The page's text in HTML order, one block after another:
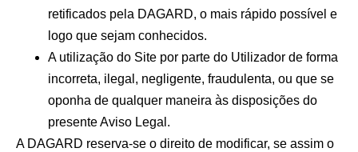
retificados pela DAGARD, o mais rápido possível e
logo que sejam conhecidos.
A utilização do Site por parte do Utilizador de forma
incorreta, ilegal, negligente, fraudulenta, ou que se
oponha de qualquer maneira às disposições do
presente Aviso Legal.
A DAGARD reserva-se o direito de modificar, se assim o